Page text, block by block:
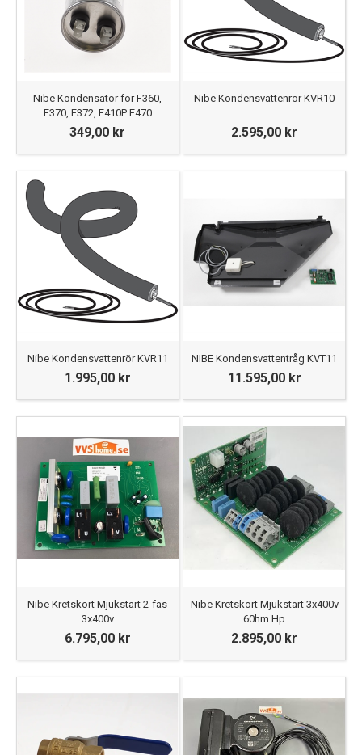
Nibe Kondensator för F360,
F370, F372, F410P F470
349,00 kr
Nibe Kondensvattenrör KVR10
2.595,00 kr
Nibe Kondensvattenrör KVR11
1.995,00 kr
NIBE Kondensvattentråg KVT11
11.595,00 kr
Nibe Kretskort Mjukstart 2-fas
3x400v
6.795,00 kr
Nibe Kretskort Mjukstart 3x400v
60hm Hp
2.895,00 kr